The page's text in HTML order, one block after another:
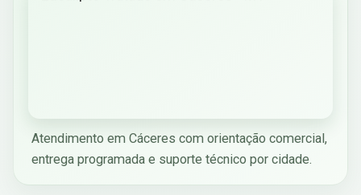
Atendimento em Cáceres com orientação comercial,
entrega programada e suporte técnico por cidade.